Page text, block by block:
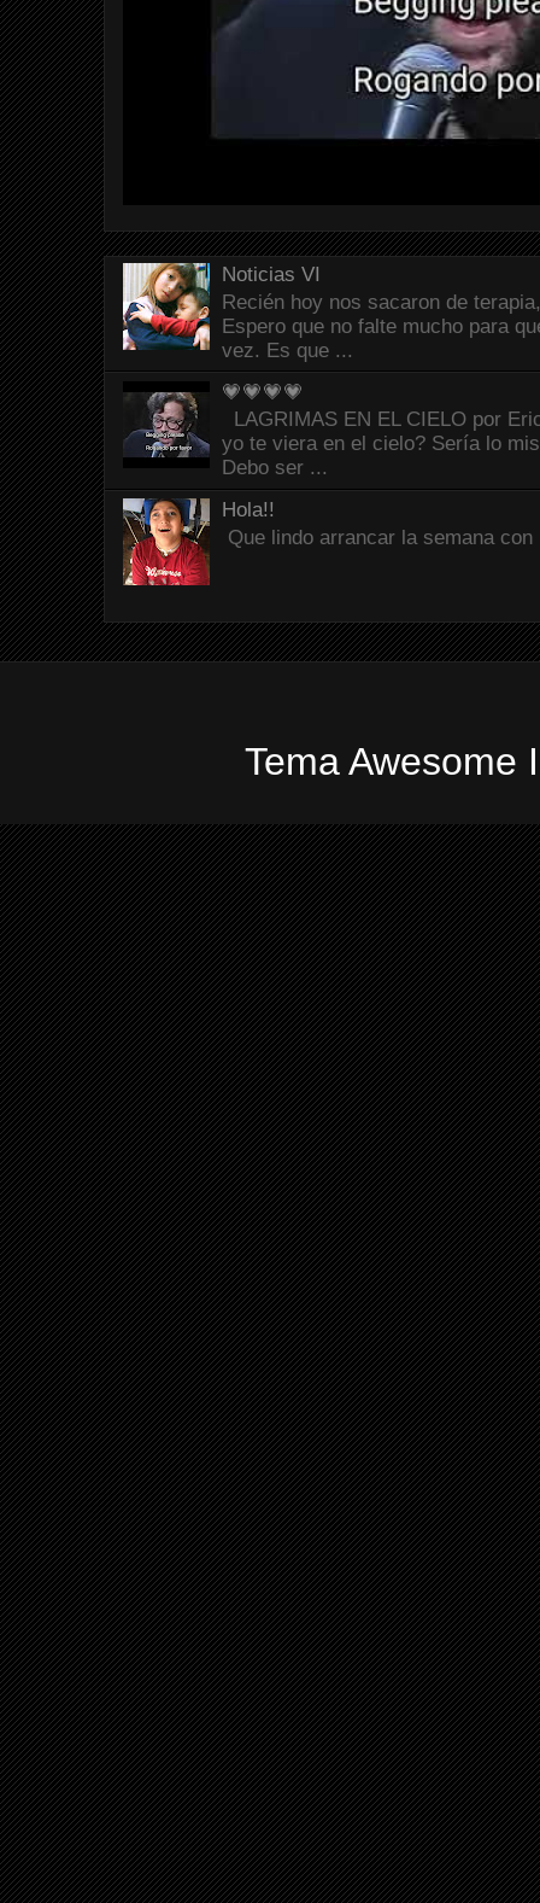
Noticias VI
Recién hoy nos sacaron de
Espero que no falte mucho para
vez. Es que ...
💗💗💗💗
LAGRIMAS EN EL CIELO por
yo te viera en el cielo? Sería lo
Debo ser ...
Hola!!
Que lindo arrancar la semana
Tema